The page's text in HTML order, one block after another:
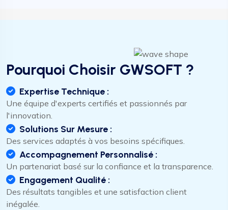
Pourquoi Choisir GWSOFT ?
Expertise Technique :
Une équipe d'experts certifiés et passionnés par
l'innovation.
Solutions Sur Mesure :
Des services adaptés à vos besoins spécifiques.
Accompagnement Personnalisé :
Un partenariat basé sur la confiance et la transparence.
Engagement Qualité :
Des résultats tangibles et une satisfaction client
inégalée.